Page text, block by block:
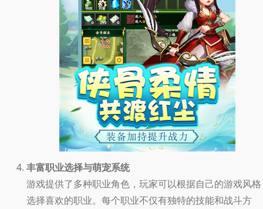
丰富职业选择与萌宠系统
游戏提供了多种职业角色，玩家可以根据自己的游戏风格
选择喜欢的职业。每个职业不仅有独特的技能和战斗方